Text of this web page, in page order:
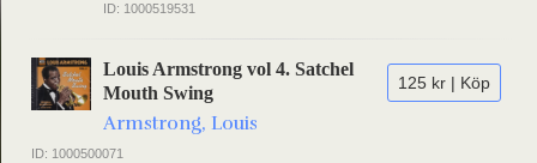
ID: 1000519531
125 kr | Köp
Louis Armstrong vol 4. Satchel
Mouth Swing
Armstrong, Louis
ID: 1000500071